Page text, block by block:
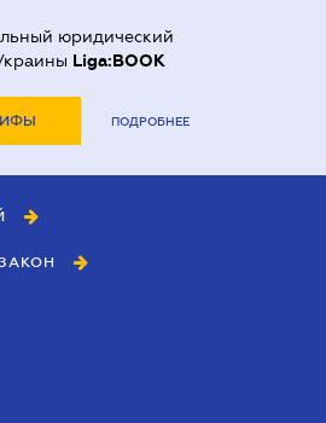
юридический
Liga:BOOK
ПОДРОБНЕЕ